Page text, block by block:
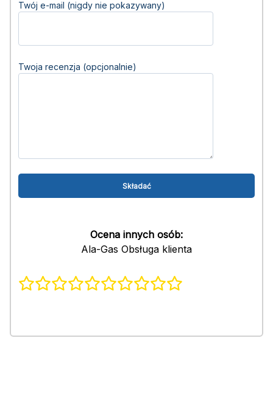
Twój e-mail (nigdy nie pokazywany)
Twoja recenzja (opcjonalnie)
Ocena innych osób:
Ala-Gas Obsługa klienta